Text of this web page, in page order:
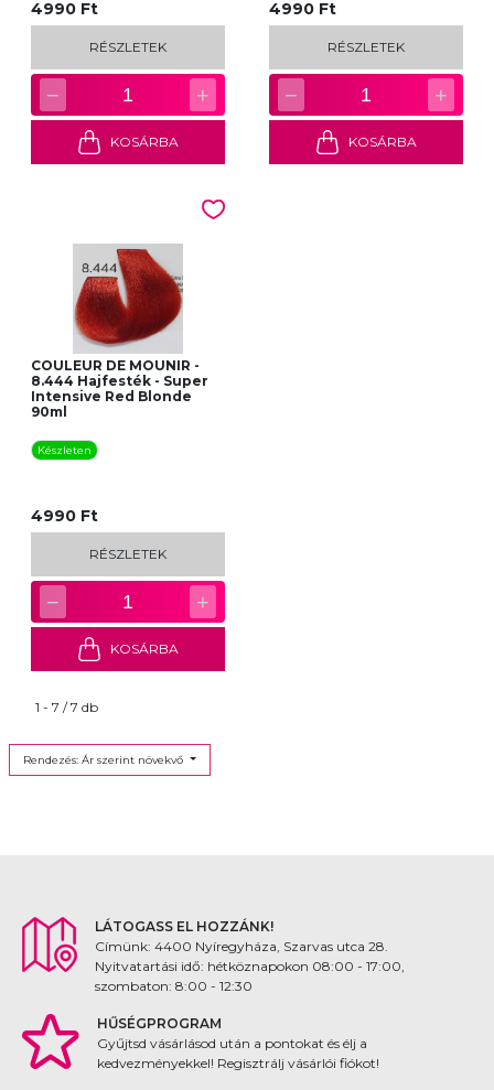
4990 Ft
RÉSZLETEK
− 1 +
KOSÁRBA
4990 Ft
RÉSZLETEK
− 1 +
KOSÁRBA
COULEUR DE MOUNIR -
8.444 Hajfesték - Super
Intensive Red Blonde
90ml
Készleten
4990 Ft
RÉSZLETEK
− 1 +
KOSÁRBA
1 - 7 / 7 db
Rendezés: Ár szerint növekvő
LÁTOGASS EL HOZZÁNK!
Címünk: 4400 Nyíregyháza, Szarvas utca 28.
Nyitvatartási idő: hétköznapokon 08:00 - 17:00,
szombaton: 8:00 - 12:30
HŰSÉGPROGRAM
Gyűjtsd vásárlásod után a pontokat és élj a
kedvezményekkel! Regisztrálj vásárlói fiókot!